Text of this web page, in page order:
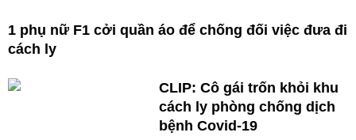
1 phụ nữ F1 cởi quần áo để chống đối việc đưa đi
cách ly
CLIP: Cô gái trốn khỏi khu
cách ly phòng chống dịch
bệnh Covid-19